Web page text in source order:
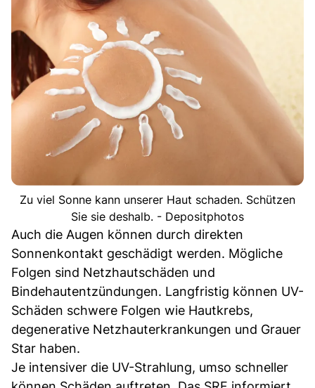
Zu viel Sonne kann unserer Haut schaden. Schützen
Sie sie deshalb. - Depositphotos
Auch die Augen können durch direkten
Sonnenkontakt geschädigt werden. Mögliche
Folgen sind Netzhautschäden und
Bindehautentzündungen. Langfristig können UV-
Schäden schwere Folgen wie Hautkrebs,
degenerative Netzhauterkrankungen und Grauer
Star haben.
Je intensiver die UV-Strahlung, umso schneller